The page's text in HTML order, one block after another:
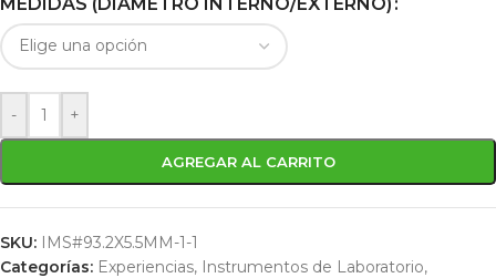
- +
AGREGAR AL CARRITO
SKU: IMS#93.2X5.5MM-1-1
Categorías: Experiencias, Instrumentos de Laboratorio,